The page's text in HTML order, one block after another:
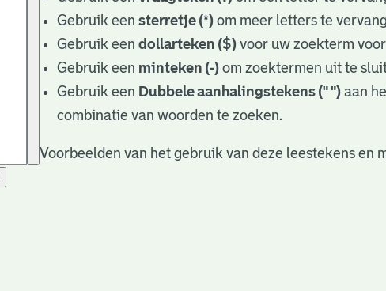
Gebruik eensterretje (*) om meer letters te
Gebruik eendollarteken ($) voor uw zoekterm
Gebruik een minteken (-) om zoektermen uit te
Gebruik een Dubbele aanhalingstekens (" ") aan
combinatie van woorden te zoeken.
Voorbeelden van het gebruik van deze leestekens en